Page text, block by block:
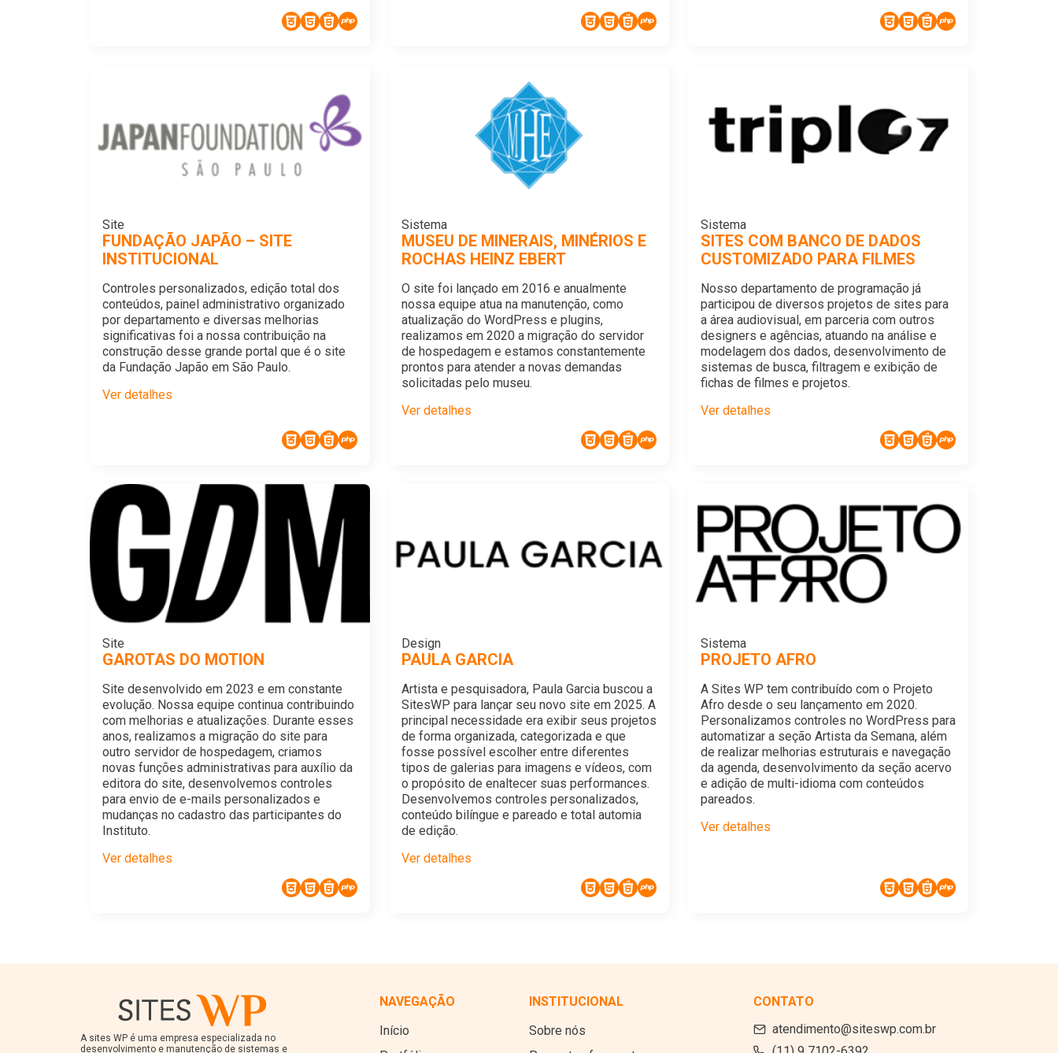
Site
FUNDAÇÃO JAPÃO – SITE
INSTITUCIONAL
Controles personalizados, edição total dos
conteúdos, painel administrativo organizado
por departamento e diversas melhorias
significativas foi a nossa contribuição na
construção desse grande portal que é o site
da Fundação Japão em São Paulo.
Ver detalhes
Sistema
MUSEU DE MINERAIS, MINÉRIOS E
ROCHAS HEINZ EBERT
O site foi lançado em 2016 e anualmente
nossa equipe atua na manutenção, como
atualização do WordPress e plugins,
realizamos em 2020 a migração do servidor
de hospedagem e estamos constantemente
prontos para atender a novas demandas
solicitadas pelo museu.
Ver detalhes
Sistema
SITES COM BANCO DE DADOS
CUSTOMIZADO PARA FILMES
Nosso departamento de programação já
participou de diversos projetos de sites para
a área audiovisual, em parceria com outros
designers e agências, atuando na análise e
modelagem dos dados, desenvolvimento de
sistemas de busca, filtragem e exibição de
fichas de filmes e projetos.
Ver detalhes
Site
GAROTAS DO MOTION
Site desenvolvido em 2023 e em constante
evolução. Nossa equipe continua contribuindo
com melhorias e atualizações. Durante esses
anos, realizamos a migração do site para
outro servidor de hospedagem, criamos
novas funções administrativas para auxílio da
editora do site, desenvolvemos controles
para envio de e-mails personalizados e
mudanças no cadastro das participantes do
Instituto.
Ver detalhes
Design
PAULA GARCIA
Artista e pesquisadora, Paula Garcia buscou a
SitesWP para lançar seu novo site em 2025. A
principal necessidade era exibir seus projetos
de forma organizada, categorizada e que
fosse possível escolher entre diferentes
tipos de galerias para imagens e vídeos, com
o propósito de enaltecer suas performances.
Desenvolvemos controles personalizados,
conteúdo bilíngue e pareado e total automia
de edição.
Ver detalhes
Sistema
PROJETO AFRO
A Sites WP tem contribuído com o Projeto
Afro desde o seu lançamento em 2020.
Personalizamos controles no WordPress para
automatizar a seção Artista da Semana, além
de realizar melhorias estruturais e navegação
da agenda, desenvolvimento da seção acervo
e adição de multi-idioma com conteúdos
pareados.
Ver detalhes
A sites WP é uma empresa especializada no
desenvolvimento e manutenção de sistemas e
NAVEGAÇÃO
Início
INSTITUCIONAL
Sobre nós
CONTATO
atendimento@siteswp.com.br